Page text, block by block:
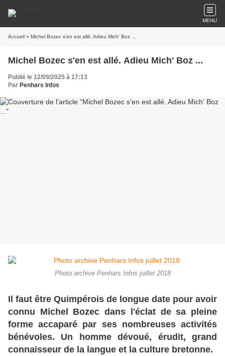
MENU
Accueil » Michel Bozec s'en est allé. Adieu Mich' Boz ...
Michel Bozec s'en est allé. Adieu Mich' Boz ...
Publié le 12/09/2025 à 17:13
Par Penhars Infos
Photo archive Penhars Infos juillet 2018
Il faut être Quimpérois de longue date pour avoir
connu Michel Bozec dans l'éclat de sa pleine
forme accaparé par ses nombreuses activités
bénévoles. Un homme dévoué, érudit, grand
connaisseur de la langue et la culture bretonne.